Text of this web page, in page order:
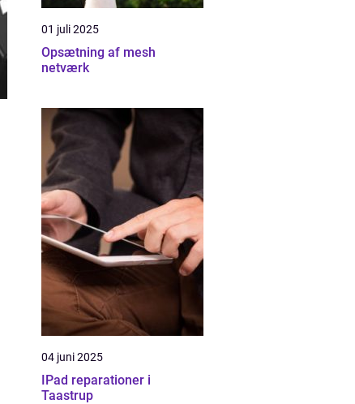
01 juli 2025
Opsætning af mesh
netværk
04 juni 2025
IPad reparationer i
Taastrup